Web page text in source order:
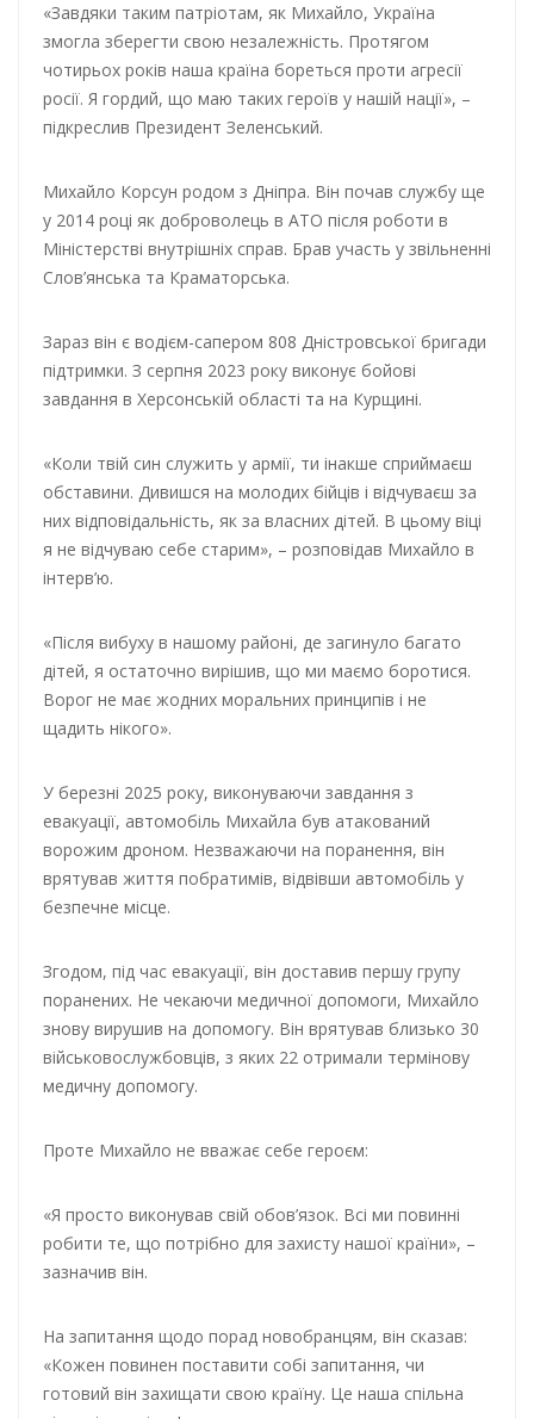
«Завдяки таким патріотам, як Михайло, Україна
змогла зберегти свою незалежність. Протягом
чотирьох років наша країна бореться проти агресії
росії. Я гордий, що маю таких героїв у нашій нації», –
підкреслив Президент Зеленський.
Михайло Корсун родом з Дніпра. Він почав службу ще
у 2014 році як доброволець в АТО після роботи в
Міністерстві внутрішніх справ. Брав участь у звільненні
Слов’янська та Краматорська.
Зараз він є водієм-сапером 808 Дністровської бригади
підтримки. З серпня 2023 року виконує бойові
завдання в Херсонській області та на Курщині.
«Коли твій син служить у армії, ти інакше сприймаєш
обставини. Дивишся на молодих бійців і відчуваєш за
них відповідальність, як за власних дітей. В цьому віці
я не відчуваю себе старим», – розповідав Михайло в
інтерв’ю.
«Після вибуху в нашому районі, де загинуло багато
дітей, я остаточно вирішив, що ми маємо боротися.
Ворог не має жодних моральних принципів і не
щадить нікого».
У березні 2025 року, виконуваючи завдання з
евакуації, автомобіль Михайла був атакований
ворожим дроном. Незважаючи на поранення, він
врятував життя побратимів, відвівши автомобіль у
безпечне місце.
Згодом, під час евакуації, він доставив першу групу
поранених. Не чекаючи медичної допомоги, Михайло
знову вирушив на допомогу. Він врятував близько 30
військовослужбовців, з яких 22 отримали термінову
медичну допомогу.
Проте Михайло не вважає себе героєм:
«Я просто виконував свій обов’язок. Всі ми повинні
робити те, що потрібно для захисту нашої країни», –
зазначив він.
На запитання щодо порад новобранцям, він сказав:
«Кожен повинен поставити собі запитання, чи
готовий він захищати свою країну. Це наша спільна